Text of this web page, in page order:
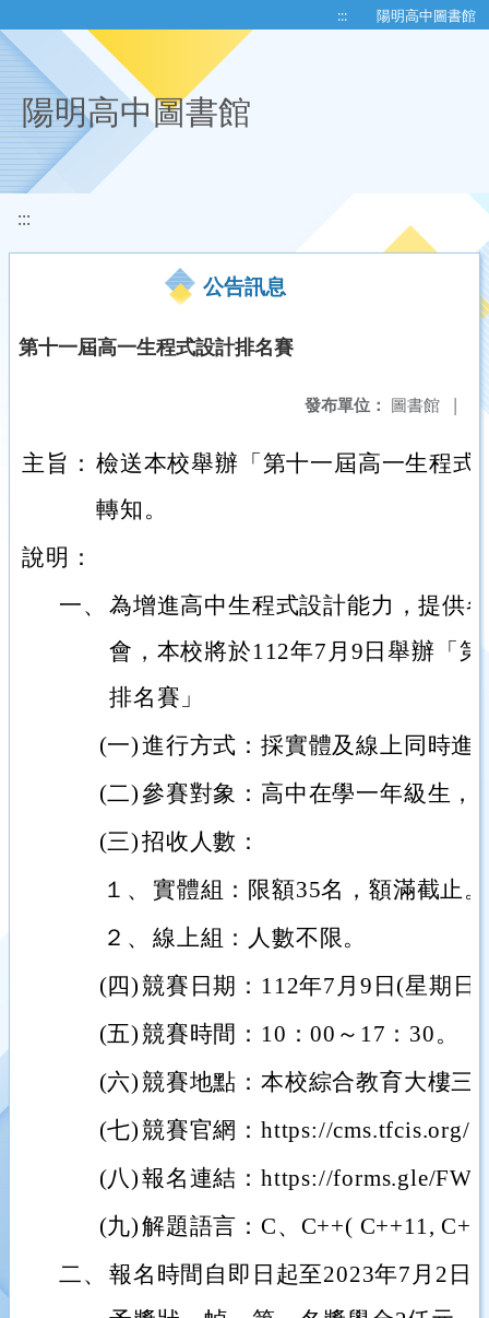
::: 陽明高中圖書館
陽明高中圖書館
:::
公告訊息
第十一屆高一生程式設計排名賽
發布單位： 圖書館 |
主旨： 檢送本校舉辦「第十一屆高一生程式
轉知。
說明：
一、 為增進高中生程式設計能力，提供
會，本校將於112年7月9日舉辦「
排名賽」
(一)進行方式：採實體及線上同時進
(二)參賽對象：高中在學一年級生，
(三)招收人數：
１、 實體組：限額35名，額滿截止。
２、 線上組：人數不限。
(四)競賽日期：112年7月9日(星期日
(五)競賽時間：10：00～17：30。
(六)競賽地點：本校綜合教育大樓三
(七)競賽官網：https://cms.tfcis.org/
(八)報名連結：https://forms.gle/
(九)解題語言：C、C++( C++11,
二、 報名時間自即日起至2023年7月2日